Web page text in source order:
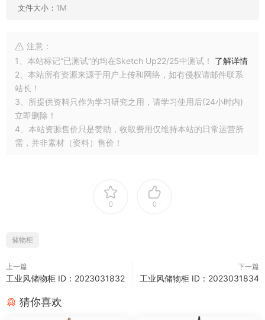
文件大小： 1M
注意：
1、本站标记“已测试”的均在Sketch Up22/25中测试！ 了解详情
2、本站所有资源来源于用户上传和网络，如有侵权请邮件联系
站长！
3、所提供资料只作为学习研究之用，请学习使用后(24小时内)
立即删除！
4、本站资源售价只是赞助，收取费用仅维持本站的日常运营所
需，并非素材（资料）售价！
0 0
储物柜
上一篇
工业风储物柜 ID：2023031832
下一篇
工业风储物柜 ID：2023031834
猜你喜欢